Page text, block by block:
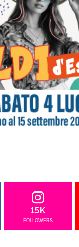
15K
FOLLOWERS